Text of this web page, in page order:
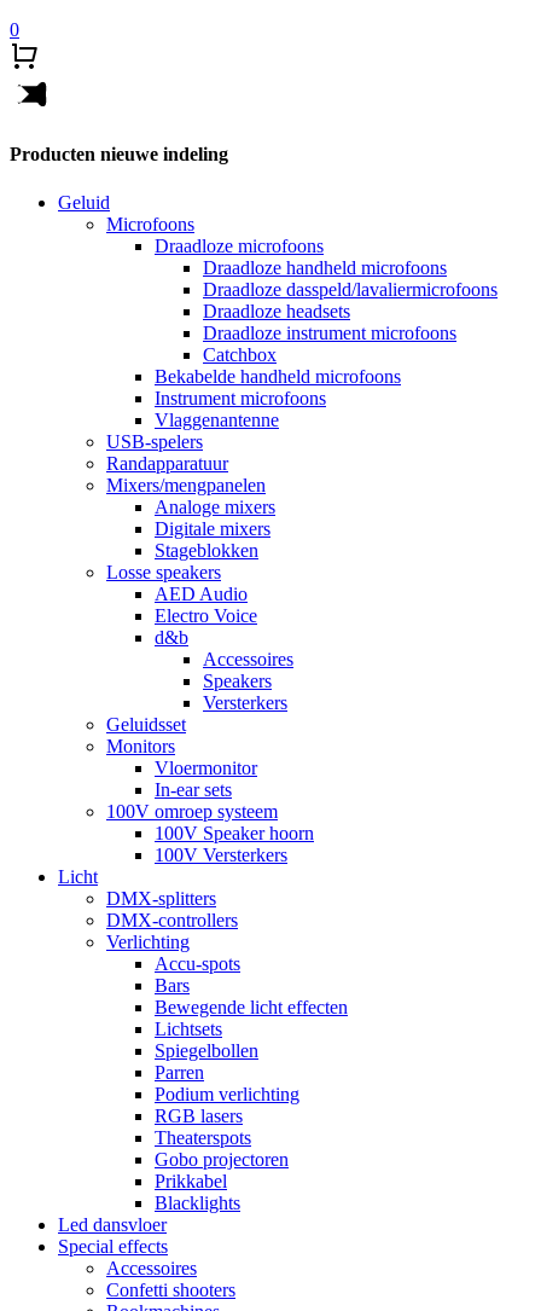
0
Producten nieuwe indeling
Geluid
Microfoons
Draadloze microfoons
Draadloze handheld microfoons
Draadloze dasspeld/lavaliermicrofoons
Draadloze headsets
Draadloze instrument microfoons
Catchbox
Bekabelde handheld microfoons
Instrument microfoons
Vlaggenantenne
USB-spelers
Randapparatuur
Mixers/mengpanelen
Analoge mixers
Digitale mixers
Stageblokken
Losse speakers
AED Audio
Electro Voice
d&b
Accessoires
Speakers
Versterkers
Geluidsset
Monitors
Vloermonitor
In-ear sets
100V omroep systeem
100V Speaker hoorn
100V Versterkers
Licht
DMX-splitters
DMX-controllers
Verlichting
Accu-spots
Bars
Bewegende licht effecten
Lichtsets
Spiegelbollen
Parren
Podium verlichting
RGB lasers
Theaterspots
Gobo projectoren
Prikkabel
Blacklights
Led dansvloer
Special effects
Accessoires
Confetti shooters